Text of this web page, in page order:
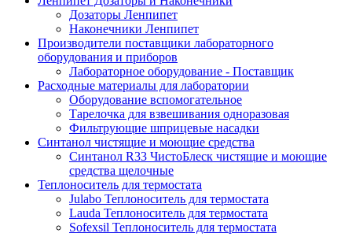
Дозаторы Ленпипет
Наконечники Ленпипет
Производители поставщики лабораторного
оборудования и приборов
Лабораторное оборудование - Поставщик
Расходные материалы для лаборатории
Оборудование вспомогательное
Тарелочка для взвешивания одноразовая
Фильтрующие шприцевые насадки
Синтанол чистящие и моющие средства
Синтанол R33 ЧистоБлеск чистящие и моющие
средства щелочные
Теплоноситель для термостата
Julabo Теплоноситель для термостата
Lauda Теплоноситель для термостата
Sofexsil Теплоноситель для термостата